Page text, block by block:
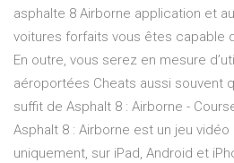
asphalte 8 Airborne application et
voitures forfaits vous êtes capable
En outre, vous serez en mesure
aéroportées Cheats aussi souvent
suffit de Asphalt 8 : Airborne -
Asphalt 8 : Airborne est un jeu
uniquement, sur iPad, Android et